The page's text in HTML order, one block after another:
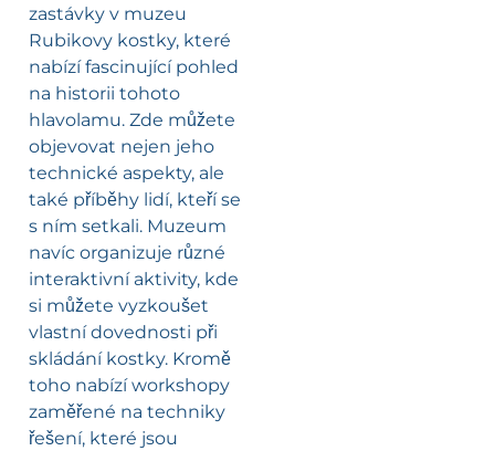
zastávky v muzeu
Rubikovy kostky, které
nabízí fascinující pohled
na historii tohoto
hlavolamu. Zde můžete
objevovat nejen jeho
technické aspekty, ale
také příběhy lidí, kteří se
s ním setkali. Muzeum
navíc organizuje různé
interaktivní aktivity, kde
si můžete vyzkoušet
vlastní dovednosti při
skládání kostky. Kromě
toho nabízí workshopy
zaměřené na techniky
řešení, které jsou